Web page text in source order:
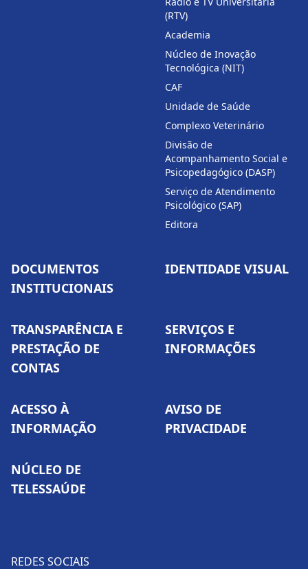
(RTV)
Academia
Núcleo de Inovação
Tecnológica (NIT)
CAF
Unidade de Saúde
Complexo Veterinário
Divisão de
Acompanhamento Social e
Psicopedagógico (DASP)
Serviço de Atendimento
Psicológico (SAP)
Editora
DOCUMENTOS
INSTITUCIONAIS
IDENTIDADE VISUAL
TRANSPARÊNCIA E
PRESTAÇÃO DE
CONTAS
SERVIÇOS E
INFORMAÇÕES
ACESSO À
INFORMAÇÃO
AVISO DE
PRIVACIDADE
NÚCLEO DE
TELESSAÚDE
REDES SOCIAIS